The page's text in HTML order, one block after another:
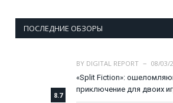
ПОСЛЕДНИЕ ОБЗОРЫ
8.7
BY DIGITAL REPORT
08/03/
«Split Fiction»:
приключение для двоих